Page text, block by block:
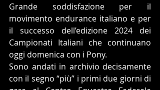
Grande soddisfazione per il
movimento endurance italiano e per
il successo dell’edizione 2024 dei
Campionati Italiani che continuano
oggi domenica con i Pony.
Sono andati in archivio decisamente
con il segno “più” i primi due giorni di